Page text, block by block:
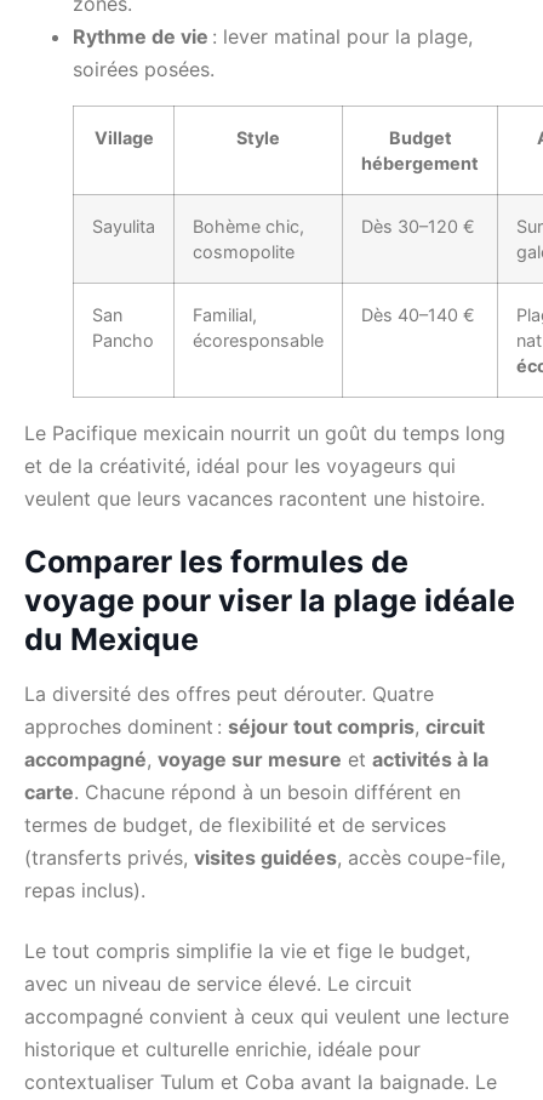
Rythme de vie : lever matinal pour la plage,
soirées posées.
Village Style
Budget
hébergement
Sayulita
Bohème chic,
cosmopolite
Dès 30–120 €
San
Pancho
Familial,
écoresponsable
Dès 40–140 €
Le Pacifique mexicain nourrit un goût du temps long
et de la créativité, idéal pour les voyageurs qui
veulent que leurs vacances racontent une histoire.
Comparer les formules de
voyage pour viser la plage idéale
du Mexique
La diversité des offres peut dérouter. Quatre
approches dominent : séjour tout compris, circuit
accompagné, voyage sur mesure et activités à la
carte. Chacune répond à un besoin différent en
termes de budget, de flexibilité et de services
(transferts privés, visites guidées, accès coupe-file,
repas inclus).
Le tout compris simplifie la vie et fige le budget,
avec un niveau de service élevé. Le circuit
accompagné convient à ceux qui veulent une lecture
historique et culturelle enrichie, idéale pour
contextualiser Tulum et Coba avant la baignade. Le